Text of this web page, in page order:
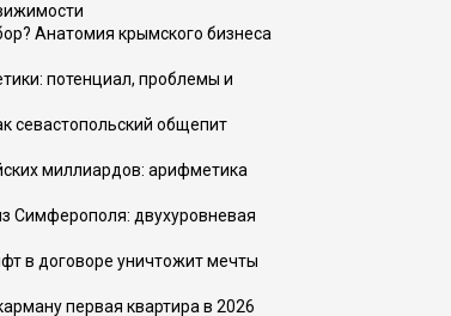
Анатомия крымского бизнеса
потенциал, проблемы и
севастопольский общепит
миллиардов: арифметика
Симферополя: двухуровневая
в договоре уничтожит мечты
первая квартира в 2026